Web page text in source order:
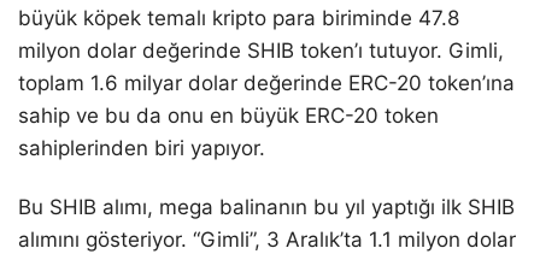
büyük köpek temalı kripto para biriminde 47.8
milyon dolar değerinde SHIB token’ı tutuyor. Gimli,
toplam 1.6 milyar dolar değerinde ERC-20 token’ına
sahip ve bu da onu en büyük ERC-20 token
sahiplerinden biri yapıyor.
Bu SHIB alımı, mega balinanın bu yıl yaptığı ilk SHIB
alımını gösteriyor. “Gimli”, 3 Aralık’ta 1.1 milyon dolar